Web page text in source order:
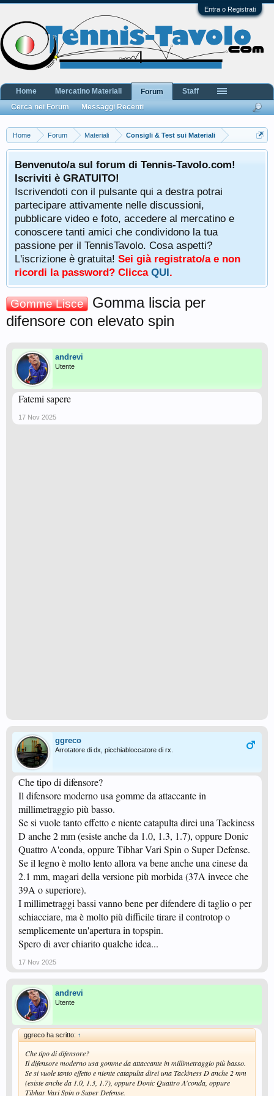
Entra o Registrati
Home Forum Materiali Consigli & Test sui Materiali
Benvenuto/a sul forum di Tennis-Tavolo.com!
Iscriviti è GRATUITO!
Iscrivendoti con il pulsante qui a destra potrai
partecipare attivamente nelle discussioni,
pubblicare video e foto, accedere al mercatino e
conoscere tanti amici che condividono la tua
passione per il TennisTavolo. Cosa aspetti?
L'iscrizione è gratuita! Sei già registrato/a e non
ricordi la password? Clicca QUI.
Gomme Lisce
Gomma liscia per
difensore con elevato spin
andrevi
Utente
Fatemi sapere
17 Nov 2025
ggreco
Arrotatore di dx, picchiabloccatore di rx.
Che tipo di difensore?
Il difensore moderno usa gomme da attaccante in
millimetraggio più basso.
Se si vuole tanto effetto e niente catapulta direi una Tackiness
D anche 2 mm (esiste anche da 1.0, 1.3, 1.7), oppure Donic
Quattro A'conda, oppure Tibhar Vari Spin o Super Defense.
Se il legno è molto lento allora va bene anche una cinese da
2.1 mm, magari della versione più morbida (37A invece che
39A o superiore).
I millimetraggi bassi vanno bene per difendere di taglio o per
schiacciare, ma è molto più difficile tirare il controtop o
semplicemente un'apertura in topspin.
Spero di aver chiarito qualche idea...
17 Nov 2025
andrevi
Utente
ggreco ha scritto: ↑
Che tipo di difensore?
Il difensore moderno usa gomme da attaccante in millimetraggio più basso.
Se si vuole tanto effetto e niente catapulta direi una Tackiness D anche 2 mm
(esiste anche da 1.0, 1.3, 1.7), oppure Donic Quattro A'conda, oppure
Tibhar Vari Spin o Super Defense.
Home Mercatino Materiali
Forum
Cerca nei Forum
Messaggi Recenti
Staff